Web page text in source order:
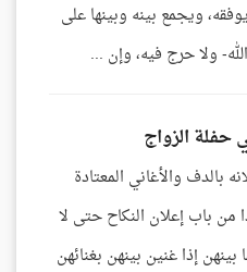
ويجمع بينه وبينها على
ولا حرج فيه، وإن ...
الزواج
بالدف والأغاني المعتادة
من باب إعلان النكاح حتى لا
إذا غنين بينهن بغنائهن